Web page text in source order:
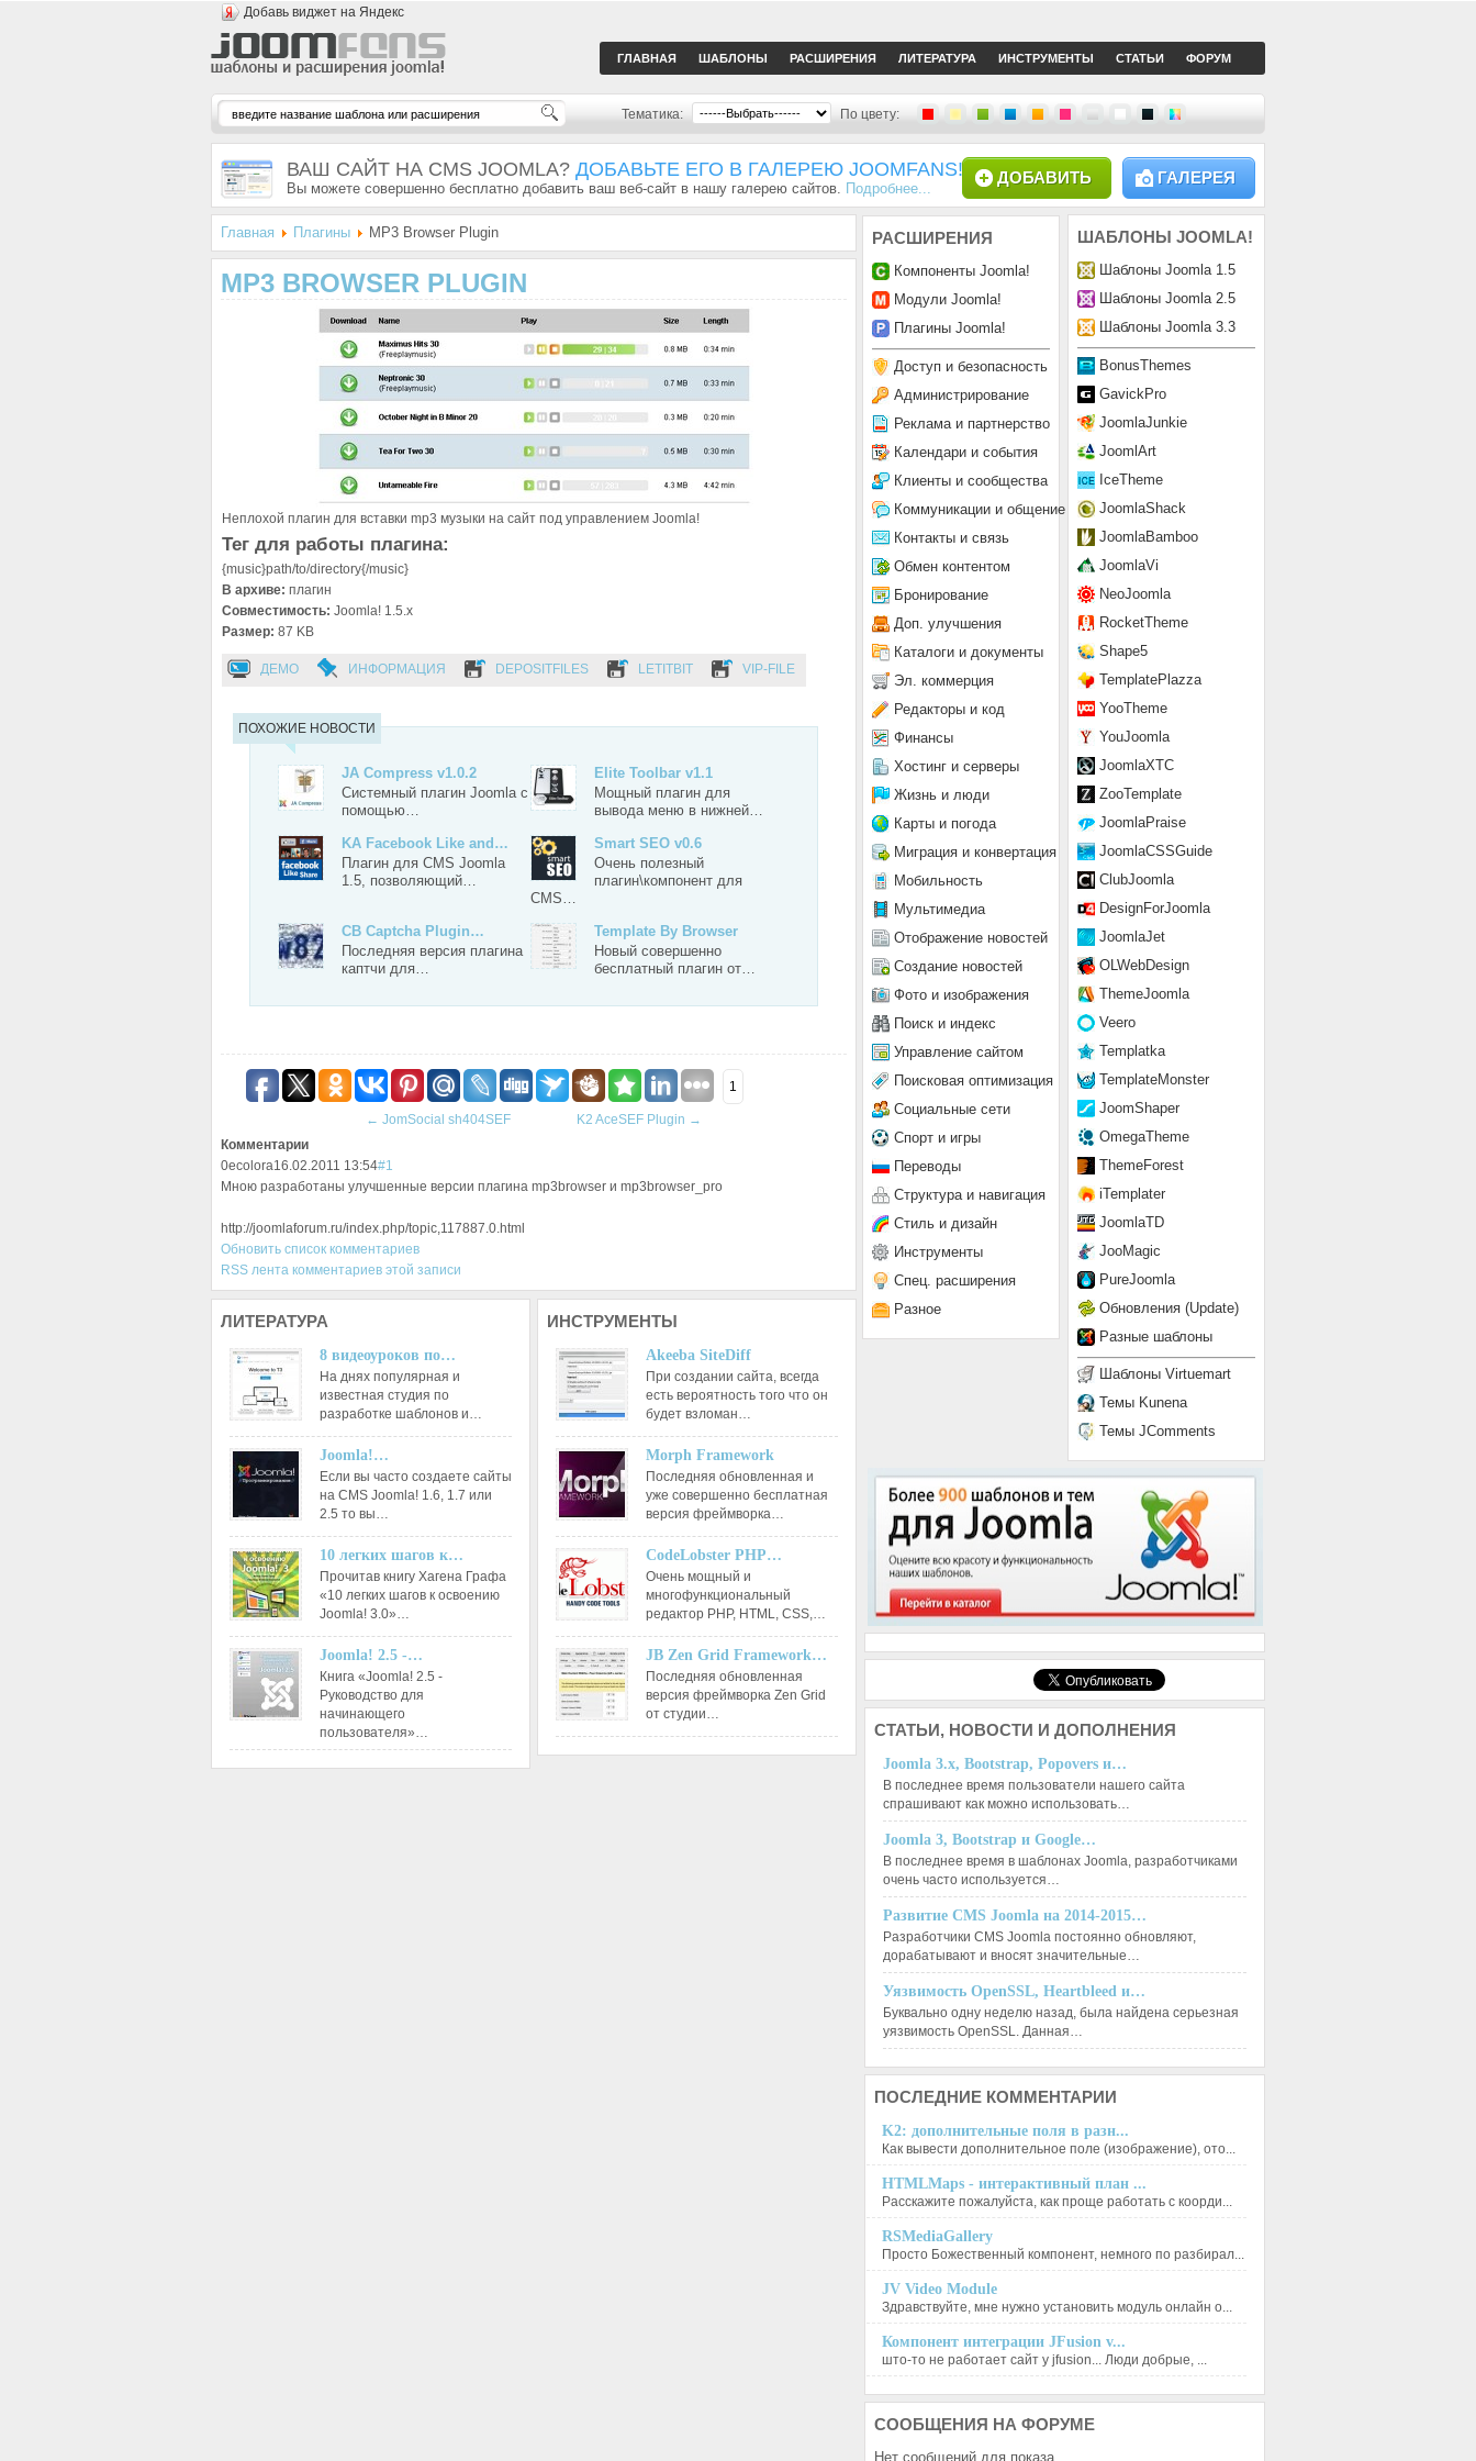
Добавь виджет на Яндекс
ГЛАВНАЯ ШАБЛОНЫ РАСШИРЕНИЯ ЛИТЕРАТУРА ИНСТРУМЕНТЫ СТАТЬИ ФОРУМ
Тематика: По цвету:
ВАШ САЙТ НА CMS JOOMLA? ДОБАВЬТЕ ЕГО В ГАЛЕРЕЮ JOOMFANS!
Вы можете совершенно бесплатно добавить ваш веб-сайт в нашу галерею сайтов. Подробнее...
ГАЛЕРЕЯ
ДОБАВИТЬ
Главная Плагины MP3 Browser Plugin
MP3 BROWSER PLUGIN
Неплохой плагин для вставки mp3 музыки на сайт под управлением Joomla!
Тег для работы плагина:
{music}path/to/directory{/music}
В архиве: плагин
Совместимость: Joomla! 1.5.x
Размер: 87 KB
ДЕМО ИНФОРМАЦИЯ DEPOSITFILES LETITBIT VIP-FILE
ПОХОЖИЕ НОВОСТИ
JA Compress v1.0.2
Системный плагин Joomla с
помощью…
Elite Toolbar v1.1
Мощный плагин для
вывода меню в нижней…
KA Facebook Like and…
Плагин для CMS Joomla
1.5, позволяющий…
Smart SEO v0.6
Очень полезный
плагин\компонент для
CMS…
CB Captcha Plugin…
Последняя версия плагина
каптчи для…
Template By Browser
Новый совершенно
бесплатный плагин от…
1
← JomSocial sh404SEF K2 AceSEF Plugin →
Комментарии
0ecolora16.02.2011 13:54#1
Мною разработаны улучшенные версии плагина mp3browser и mp3browser_pro
http://joomlaforum.ru/index.php/topic,117887.0.html
Обновить список комментариев
RSS лента комментариев этой записи
ЛИТЕРАТУРА
8 видеоуроков по…
На днях популярная и
известная студия по
разработке шаблонов и…
Joomla!…
Если вы часто создаете сайты
на CMS Joomla! 1.6, 1.7 или
2.5 то вы…
10 легких шагов к…
Прочитав книгу Хагена Графа
«10 легких шагов к освоению
Joomla! 3.0»…
Joomla! 2.5 -…
Книга «Joomla! 2.5 -
Руководство для
начинающего
пользователя»…
ИНСТРУМЕНТЫ
Akeeba SiteDiff
При создании сайта, всегда
есть вероятность того что он
будет взломан…
Morph Framework
Последняя обновленная и
уже совершенно бесплатная
версия фреймворка…
CodeLobster PHP…
Очень мощный и
многофункциональный
редактор РНР, HTML, CSS,…
JB Zen Grid Framework…
Последняя обновленная
версия фреймворка Zen Grid
от студии…
ШАБЛОНЫ JOOMLA!
Шаблоны Joomla 1.5
Шаблоны Joomla 2.5
Шаблоны Joomla 3.3
BonusThemes
GavickPro
JoomlaJunkie
JoomlArt
IceTheme
JoomlaShack
JoomlaBamboo
JoomlaVi
NeoJoomla
RocketTheme
Shape5
TemplatePlazza
YooTheme
YouJoomla
JoomlaXTC
ZooTemplate
JoomlaPraise
JoomlaCSSGuide
ClubJoomla
DesignForJoomla
JoomlaJet
OLWebDesign
ThemeJoomla
Veero
Templatka
TemplateMonster
JoomShaper
OmegaTheme
ThemeForest
iTemplater
JoomlaTD
JooMagic
PureJoomla
Обновления (Update)
Разные шаблоны
Шаблоны Virtuemart
Темы Kunena
Темы JComments
РАСШИРЕНИЯ
Компоненты Joomla!
Модули Joomla!
Плагины Joomla!
Доступ и безопасность
Администрирование
Реклама и партнерство
Календари и события
Клиенты и сообщества
Коммуникации и общение
Контакты и связь
Обмен контентом
Бронирование
Доп. улучшения
Каталоги и документы
Эл. коммерция
Редакторы и код
Финансы
Хостинг и серверы
Жизнь и люди
Карты и погода
Миграция и конвертация
Мобильность
Мультимедиа
Отображение новостей
Создание новостей
Фото и изображения
Поиск и индекс
Управление сайтом
Поисковая оптимизация
Социальные сети
Спорт и игры
Переводы
Структура и навигация
Стиль и дизайн
Инструменты
Спец. расширения
Разное
СТАТЬИ, НОВОСТИ И ДОПОЛНЕНИЯ
Joomla 3.x, Bootstrap, Popovers и…
В последнее время пользователи нашего сайта
спрашивают как можно использовать…
Joomla 3, Bootstrap и Google…
В последнее время в шаблонах Joomla, разработчиками
очень часто используется…
Развитие CMS Joomla на 2014-2015…
Разработчики CMS Joomla постоянно обновляют,
дорабатывают и вносят значительные…
Уязвимость OpenSSL, Heartbleed и…
Буквально одну неделю назад, была найдена серьезная
уязвимость OpenSSL. Данная…
ПОСЛЕДНИЕ КОММЕНТАРИИ
K2: дополнительные поля в разн...
Как вывести дополнительное поле (изображение), ото...
HTMLMaps - интерактивный план ...
Расскажите пожалуйста, как проще работать с коорди...
RSMediaGallery
Просто Божественный компонент, немного по разбирал...
JV Video Module
Здравствуйте, мне нужно установить модуль онлайн о...
Компонент интеграции JFusion v...
што-то не работает сайт у jfusion... Люди добрые, ...
СООБЩЕНИЯ НА ФОРУМЕ
Нет сообщений для показа